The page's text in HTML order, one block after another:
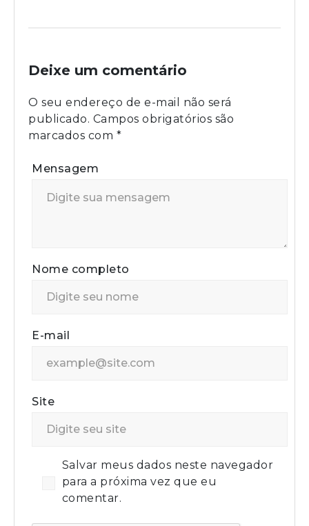
Deixe um comentário
O seu endereço de e-mail não será
publicado. Campos obrigatórios são
marcados com *
Mensagem
Nome completo
E-mail
Site
Salvar meus dados neste navegador
para a próxima vez que eu
comentar.